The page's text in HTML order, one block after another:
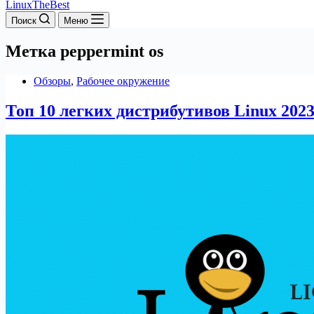
LinuxTheBest
Поиск Меню
Метка peppermint os
Обзоры, Рабочее окружение
Топ 10 легких дистрибутивов Linux 2023